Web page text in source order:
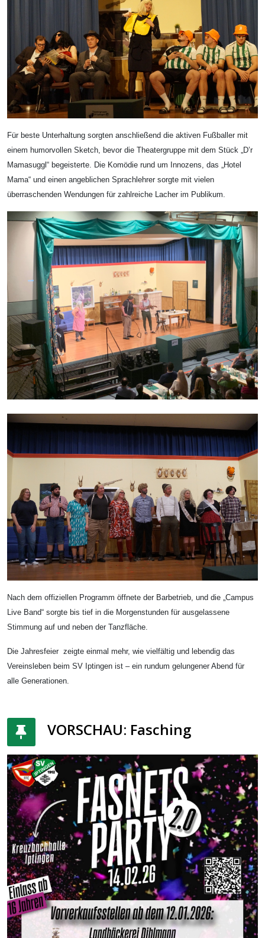
Für beste Unterhaltung sorgten anschließend die aktiven Fußballer mit
einem humorvollen Sketch, bevor die Theatergruppe mit dem Stück „D’r
Mamasuggl“ begeisterte. Die Komödie rund um Innozens, das „Hotel
Mama“ und einen angeblichen Sprachlehrer sorgte mit vielen
überraschenden Wendungen für zahlreiche Lacher im Publikum.
Nach dem offiziellen Programm öffnete der Barbetrieb, und die „Campus
Live Band“ sorgte bis tief in die Morgenstunden für ausgelassene
Stimmung auf und neben der Tanzfläche.
Die Jahresfeier zeigte einmal mehr, wie vielfältig und lebendig das
Vereinsleben beim SV Iptingen ist – ein rundum gelungener Abend für
alle Generationen.
VORSCHAU: Fasching